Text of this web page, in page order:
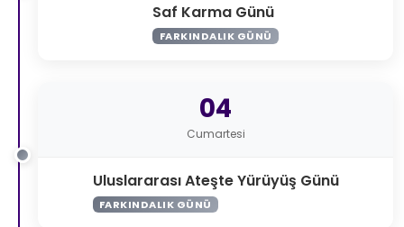
Saf Karma Günü
FARKINDALIK GÜNÜ
04
Cumartesi
Uluslararası Ateşte Yürüyüş Günü
FARKINDALIK GÜNÜ